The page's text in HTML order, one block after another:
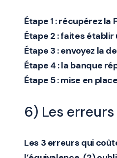
Étape 1 :récupérez la
Étape 2 :faites établir
Étape 3 :envoyez la
Étape 4 :la banque
Étape 5 :mise en
6) Les
Les 3 erreurs qui